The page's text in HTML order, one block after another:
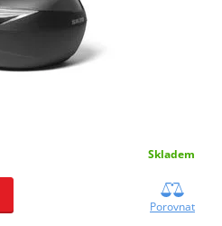
Skladem
Porovnat